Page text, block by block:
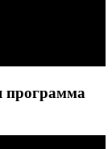
программа